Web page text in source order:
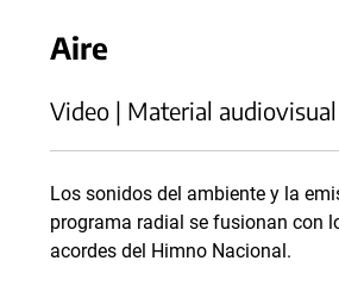
Aire
Video | Material audiovisual
Los sonidos del ambiente y la
programa radial se fusionan con
acordes del Himno Nacional.